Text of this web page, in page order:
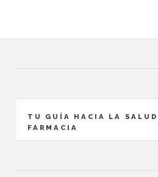
TU GUÍA HACIA LA SALUD
FARMACIA